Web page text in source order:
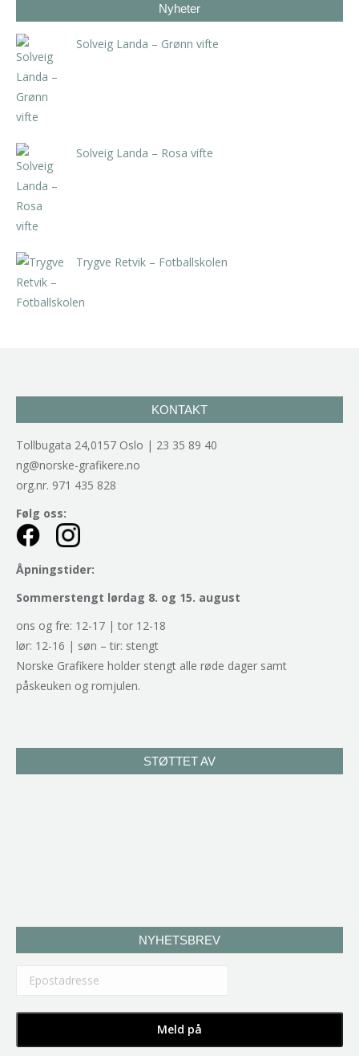
Nyheter
Solveig Landa – Grønn vifte
Solveig Landa – Rosa vifte
Trygve Retvik – Fotballskolen
KONTAKT
Tollbugata 24,0157 Oslo | 23 35 89 40
ng@norske-grafikere.no
org.nr. 971 435 828
Følg oss:
Åpningstider:
Sommerstengt lørdag 8. og 15. august
ons og fre: 12-17 | tor 12-18
lør: 12-16 | søn – tir: stengt
Norske Grafikere holder stengt alle røde dager samt
påskeuken og romjulen.
STØTTET AV
NYHETSBREV